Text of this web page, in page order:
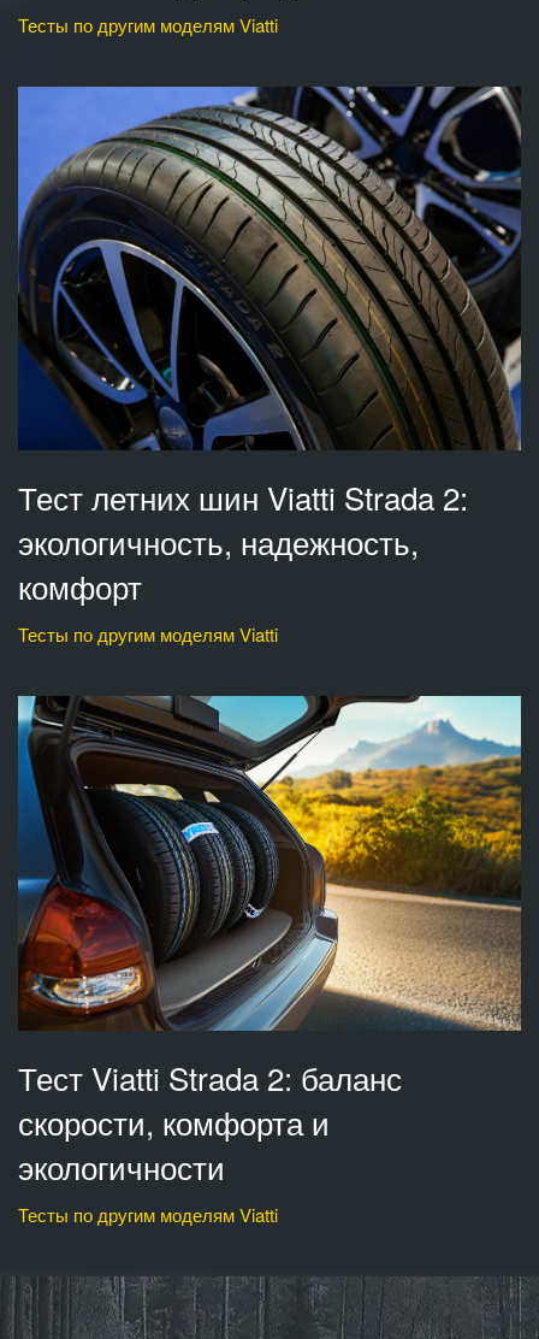
Тесты по другим моделям Viatti
Тест летних шин Viatti Strada 2:
экологичность, надежность,
комфорт
Тесты по другим моделям Viatti
Тест Viatti Strada 2: баланс
скорости, комфорта и
экологичности
Тесты по другим моделям Viatti